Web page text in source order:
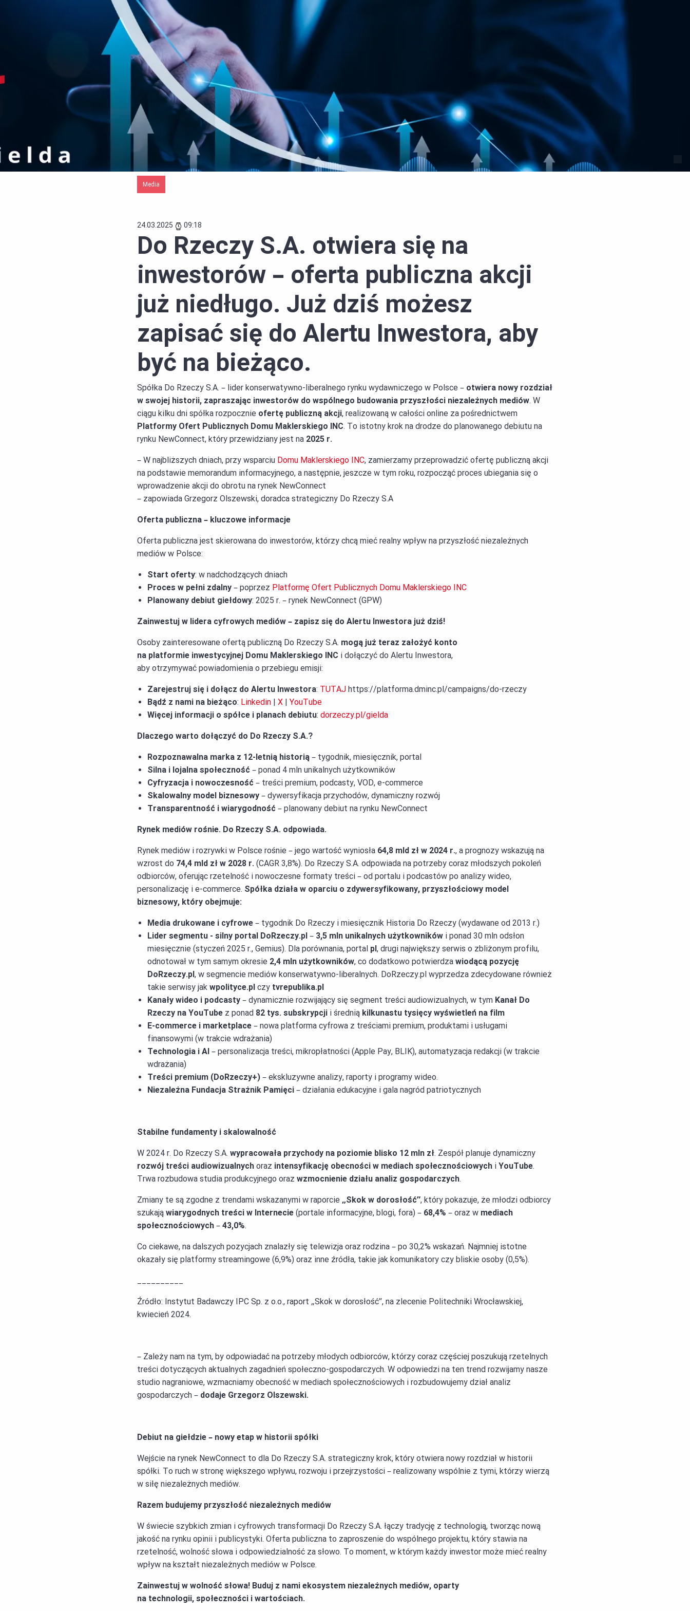
Media
24.03.2025 09:18
Do Rzeczy S.A. otwiera się na
inwestorów – oferta publiczna akcji
już niedługo. Już dziś możesz
zapisać się do Alertu Inwestora, aby
być na bieżąco.
Spółka Do Rzeczy S.A. – lider konserwatywno-liberalnego rynku wydawniczego w Polsce – otwiera nowy rozdział
w swojej historii, zapraszając inwestorów do wspólnego budowania przyszłości niezależnych mediów. W
ciągu kilku dni spółka rozpocznie ofertę publiczną akcji, realizowaną w całości online za pośrednictwem
Platformy Ofert Publicznych Domu Maklerskiego INC. To istotny krok na drodze do planowanego debiutu na
rynku NewConnect, który przewidziany jest na 2025 r.
– W najbliższych dniach, przy wsparciu Domu Maklerskiego INC, zamierzamy przeprowadzić ofertę publiczną akcji
na podstawie memorandum informacyjnego, a następnie, jeszcze w tym roku, rozpocząć proces ubiegania się o
wprowadzenie akcji do obrotu na rynek NewConnect
– zapowiada Grzegorz Olszewski, doradca strategiczny Do Rzeczy S.A
Oferta publiczna – kluczowe informacje
Oferta publiczna jest skierowana do inwestorów, którzy chcą mieć realny wpływ na przyszłość niezależnych
mediów w Polsce:
Start oferty: w nadchodzących dniach
Proces w pełni zdalny – poprzez Platformę Ofert Publicznych Domu Maklerskiego INC
Planowany debiut giełdowy: 2025 r. – rynek NewConnect (GPW)
Zainwestuj w lidera cyfrowych mediów – zapisz się do Alertu Inwestora już dziś!
Osoby zainteresowane ofertą publiczną Do Rzeczy S.A. mogą już teraz założyć konto
na platformie inwestycyjnej Domu Maklerskiego INC i dołączyć do Alertu Inwestora,
aby otrzymywać powiadomienia o przebiegu emisji:
Zarejestruj się i dołącz do Alertu Inwestora: TUTAJ https://platforma.dminc.pl/campaigns/do-rzeczy
Bądź z nami na bieżąco: Linkedin | X | YouTube
Więcej informacji o spółce i planach debiutu: dorzeczy.pl/gielda
Dlaczego warto dołączyć do Do Rzeczy S.A.?
Rozpoznawalna marka z 12-letnią historią – tygodnik, miesięcznik, portal
Silna i lojalna społeczność – ponad 4 mln unikalnych użytkowników
Cyfryzacja i nowoczesność – treści premium, podcasty, VOD, e-commerce
Skalowalny model biznesowy – dywersyfikacja przychodów, dynamiczny rozwój
Transparentność i wiarygodność – planowany debiut na rynku NewConnect
Rynek mediów rośnie. Do Rzeczy S.A. odpowiada.
Rynek mediów i rozrywki w Polsce rośnie – jego wartość wyniosła 64,8 mld zł w 2024 r., a prognozy wskazują na
wzrost do 74,4 mld zł w 2028 r. (CAGR 3,8%). Do Rzeczy S.A. odpowiada na potrzeby coraz młodszych pokoleń
odbiorców, oferując rzetelność i nowoczesne formaty treści – od portalu i podcastów po analizy wideo,
personalizację i e-commerce. Spółka działa w oparciu o zdywersyfikowany, przyszłościowy model
biznesowy, który obejmuje:
Media drukowane i cyfrowe – tygodnik Do Rzeczy i miesięcznik Historia Do Rzeczy (wydawane od 2013 r.)
Lider segmentu - silny portal DoRzeczy.pl – 3,5 mln unikalnych użytkowników i ponad 30 mln odsłon
miesięcznie (styczeń 2025 r., Gemius). Dla porównania, portal pl, drugi największy serwis o zbliżonym profilu,
odnotował w tym samym okresie 2,4 mln użytkowników, co dodatkowo potwierdza wiodącą pozycję
DoRzeczy.pl, w segmencie mediów konserwatywno-liberalnych. DoRzeczy.pl wyprzedza zdecydowane również
takie serwisy jak wpolityce.pl czy tvrepublika.pl
Kanały wideo i podcasty – dynamicznie rozwijający się segment treści audiowizualnych, w tym Kanał Do
Rzeczy na YouTube z ponad 82 tys. subskrypcji i średnią kilkunastu tysięcy wyświetleń na film
E-commerce i marketplace – nowa platforma cyfrowa z treściami premium, produktami i usługami
finansowymi (w trakcie wdrażania)
Technologia i AI – personalizacja treści, mikropłatności (Apple Pay, BLIK), automatyzacja redakcji (w trakcie
wdrażania)
Treści premium (DoRzeczy+) – ekskluzywne analizy, raporty i programy wideo.
Niezależna Fundacja Strażnik Pamięci – działania edukacyjne i gala nagród patriotycznych
Stabilne fundamenty i skalowalność
W 2024 r. Do Rzeczy S.A. wypracowała przychody na poziomie blisko 12 mln zł. Zespół planuje dynamiczny
rozwój treści audiowizualnych oraz intensyfikację obecności w mediach społecznościowych i YouTube.
Trwa rozbudowa studia produkcyjnego oraz wzmocnienie działu analiz gospodarczych.
Zmiany te są zgodne z trendami wskazanymi w raporcie „Skok w dorosłość”, który pokazuje, że młodzi odbiorcy
szukają wiarygodnych treści w Internecie (portale informacyjne, blogi, fora) – 68,4% – oraz w mediach
społecznościowych – 43,0%.
Co ciekawe, na dalszych pozycjach znalazły się telewizja oraz rodzina – po 30,2% wskazań. Najmniej istotne
okazały się platformy streamingowe (6,9%) oraz inne źródła, takie jak komunikatory czy bliskie osoby (0,5%).
Źródło: Instytut Badawczy IPC Sp. z o.o., raport „Skok w dorosłość”, na zlecenie Politechniki Wrocławskiej,
kwiecień 2024.
– Zależy nam na tym, by odpowiadać na potrzeby młodych odbiorców, którzy coraz częściej poszukują rzetelnych
treści dotyczących aktualnych zagadnień społeczno-gospodarczych. W odpowiedzi na ten trend rozwijamy nasze
studio nagraniowe, wzmacniamy obecność w mediach społecznościowych i rozbudowujemy dział analiz
gospodarczych – dodaje Grzegorz Olszewski.
Debiut na giełdzie – nowy etap w historii spółki
Wejście na rynek NewConnect to dla Do Rzeczy S.A. strategiczny krok, który otwiera nowy rozdział w historii
spółki. To ruch w stronę większego wpływu, rozwoju i przejrzystości – realizowany wspólnie z tymi, którzy wierzą
w siłę niezależnych mediów.
Razem budujemy przyszłość niezależnych mediów
W świecie szybkich zmian i cyfrowych transformacji Do Rzeczy S.A. łączy tradycję z technologią, tworząc nową
jakość na rynku opinii i publicystyki. Oferta publiczna to zaproszenie do wspólnego projektu, który stawia na
rzetelność, wolność słowa i odpowiedzialność za słowo. To moment, w którym każdy inwestor może mieć realny
wpływ na kształt niezależnych mediów w Polsce.
Zainwestuj w wolność słowa! Buduj z nami ekosystem niezależnych mediów, oparty
na technologii, społeczności i wartościach.